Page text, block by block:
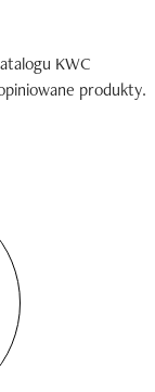
KWC
produkty.